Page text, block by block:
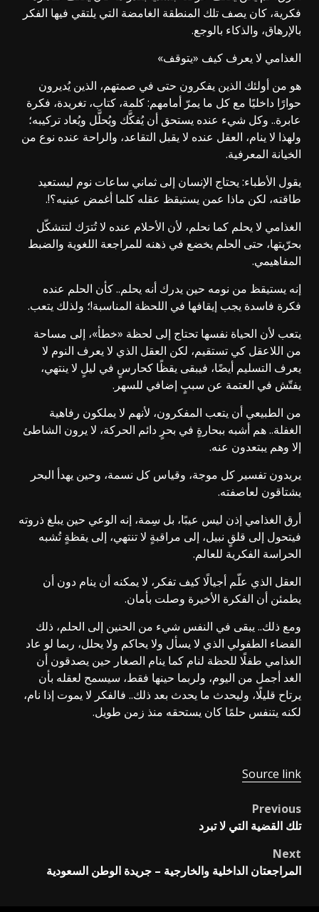
فكرية، كان يصف تلك المنطقة الغامضة التي يلتقي فيها الفكر
بالإرهاق، والذكاء بالوجع.
الغذامي لا يعرف كيف «يتوقف»
هو من أولئك الذين يفكرون حتى في صمتهم، الذين يُديرون
حوارًا داخليًا مع كل ما يمرّ أمامهم: كلمة، كتاب، تغريدة، فكرة
عابرة.. وكل شيء عنده يستحق أن يُفكَّك ويُحلَّل ويُعاد تركيبه؛
ولهذا لا ينام، العقل عنده لا يقبل التقاعد، والراحة عنده نوع من
الخيانة المعرفية.
يقول الأطباء: يحتاج الإنسان إلى ثماني ساعات نوم ليستعيد
طاقته، لكن ماذا عمن يستيقظ عقله كلما أغمض عينيه؟!.
الغذامي لا يحلم كما نحلم، لأن الأحلام عنده لا تُترَك لتتشكّل
بحرّيتها، حتى الحلم يخضع في ذهنه للمراجعة اللغوية والضبط
المفاهيمي.
إنه يستيقظ من نومه حين يدرك أنه يحلم.. كأن الحلم عنده
فكرة فاسدة يجب إيقافها في اللحظة المناسبة!؛ ولذلك يتعب.
يتعب لأن الحياة نفسها تحتاج إلى لحظة «خطأ»، إلى مساحة
من اللاعقل كي تستقيم، لكن العقل الذي لا يعرف النوم لا
يعرف التسليم أيضًا، فيبقى يقظًا كحارسٍ في ليلٍ لا ينتهي،
يفتّش في العتمة عن سببٍ إضافي للسهر.
من الطبيعي أن يتعب المفكرون، لأنهم لا يملكون رفاهية
الغفلة.. هم أشبه ببحارةٍ في بحرٍ دائم الحركة، لا يرون الشاطئ
إلا وهم يبتعدون عنه.
يريدون تفسير كل موجة، وقياس كل نسمة، وحين يهدأ البحر
يشتاقون لعاصفته.
أرق الغذامي إذن ليس عيبًا، بل سِمة، إنه الوعي حين يبلغ ذروته
فيتحول إلى قلقٍ نبيل، إلى مراقبةٍ لا تنتهي، إلى يقظةٍ تُشبه
الحراسة الفكرية للعالم.
العقل الذي علّم أجيالًا كيف تفكر، لا يمكنه أن ينام دون أن
يطمئن أن الفكرة الأخيرة وصلت بأمان.
ومع ذلك.. يبقى في النفس شيء من الحنين إلى الحلم، ذلك
الفضاء الطفولي الذي لا يسأل ولا يحاكم ولا يحلل، ربما لو عاد
الغذامي طفلًا للحظة لنام كما ينام الصغار حين يصدقون أن
الغد أجمل من اليوم، ولربما حينها فقط، سيسمح لعقله بأن
يرتاح قليلًا، وليحدث ما يحدث بعد ذلك.. فالفكر لا يموت إذا نام،
لكنه يتنفس حلمًا كان يستحقه منذ زمن طويل.
Source link
Post
navigation
Previous
تلك القضية التي لا تبرد
Next
المراجعتان الداخلية والخارجية – جريدة الوطن السعودية